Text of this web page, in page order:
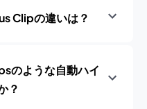
Clipの違いは？
のような自動ハイ
？